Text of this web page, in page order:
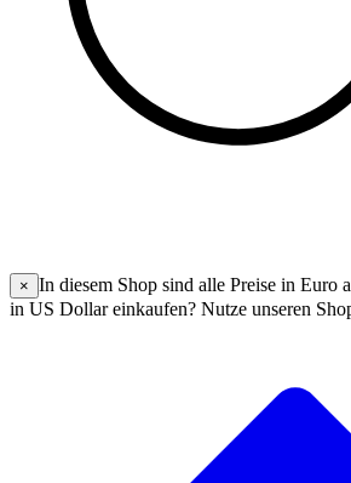
× In diesem Shop sind alle Preise in Euro
in US Dollar einkaufen? Nutze unseren